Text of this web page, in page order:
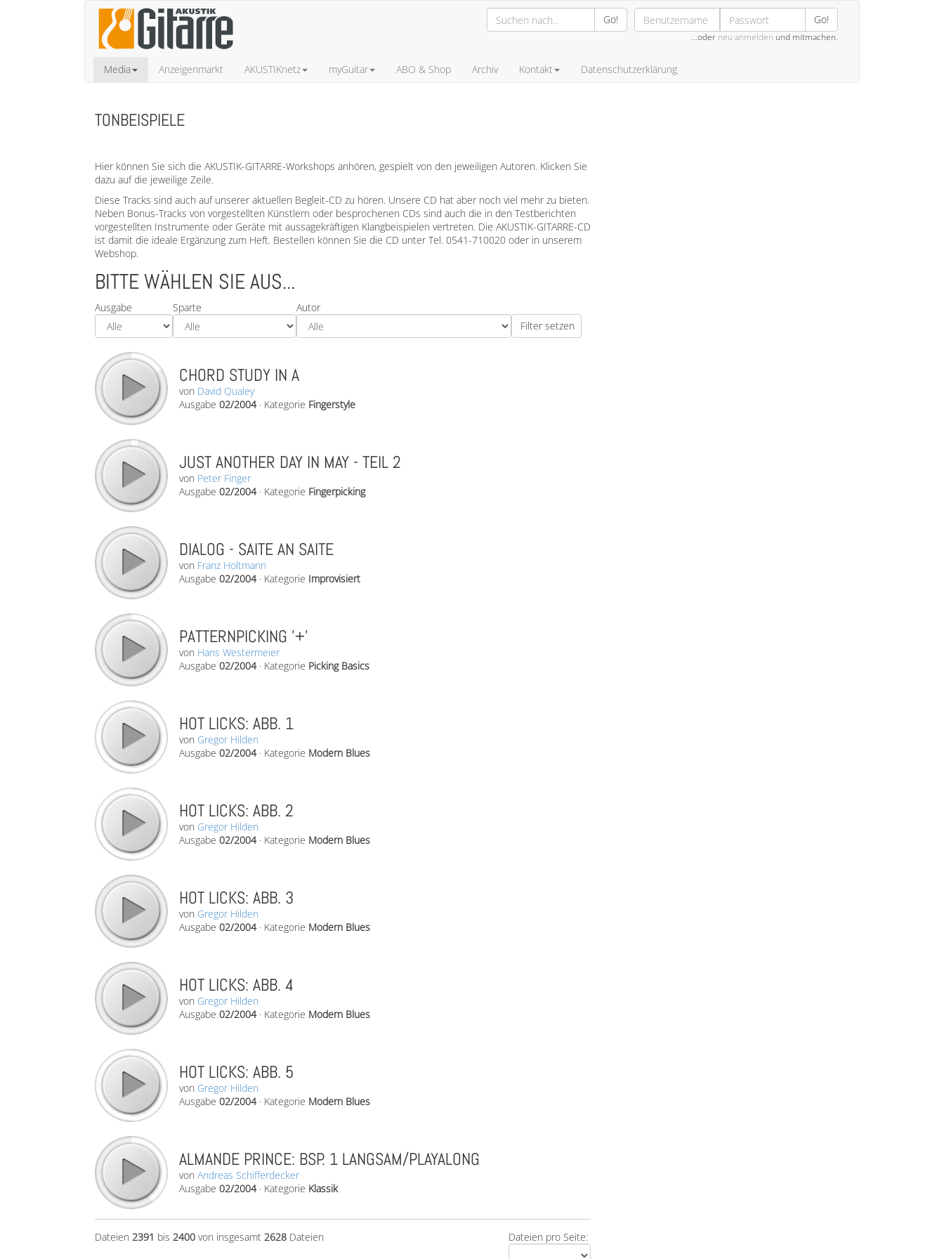
Go! Go!
…oder neu anmelden und mitmachen.
Media Anzeigenmarkt AKUSTIKnetz myGuitar ABO & Shop Archiv Kontakt Datenschutzerklärung
TONBEISPIELE
Hier können Sie sich die AKUSTIK-GITARRE-Workshops anhören, gespielt von den jeweiligen Autoren. Klicken Sie
dazu auf die jeweilige Zeile.
Diese Tracks sind auch auf unserer aktuellen Begleit-CD zu hören. Unsere CD hat aber noch viel mehr zu bieten.
Neben Bonus-Tracks von vorgestellten Künstlern oder besprochenen CDs sind auch die in den Testberichten
vorgestellten Instrumente oder Geräte mit aussagekräftigen Klangbeispielen vertreten. Die AKUSTIK-GITARRE-CD
ist damit die ideale Ergänzung zum Heft. Bestellen können Sie die CD unter Tel. 0541-710020 oder in unserem
Webshop.
BITTE WÄHLEN SIE AUS...
Ausgabe Sparte Autor
CHORD STUDY IN A
von David Qualey
Ausgabe 02/2004· Kategorie Fingerstyle
JUST ANOTHER DAY IN MAY - TEIL 2
von Peter Finger
Ausgabe 02/2004· Kategorie Fingerpicking
DIALOG - SAITE AN SAITE
von Franz Holtmann
Ausgabe 02/2004· Kategorie Improvisiert
PATTERNPICKING '+'
von Hans Westermeier
Ausgabe 02/2004· Kategorie Picking Basics
HOT LICKS: ABB. 1
von Gregor Hilden
Ausgabe 02/2004· Kategorie Modern Blues
HOT LICKS: ABB. 2
von Gregor Hilden
Ausgabe 02/2004· Kategorie Modern Blues
HOT LICKS: ABB. 3
von Gregor Hilden
Ausgabe 02/2004· Kategorie Modern Blues
HOT LICKS: ABB. 4
von Gregor Hilden
Ausgabe 02/2004· Kategorie Modern Blues
HOT LICKS: ABB. 5
von Gregor Hilden
Ausgabe 02/2004· Kategorie Modern Blues
ALMANDE PRINCE: BSP. 1 LANGSAM/PLAYALONG
von Andreas Schifferdecker
Ausgabe 02/2004· Kategorie Klassik
Dateien pro Seite:
Dateien 2391 bis 2400 von insgesamt 2628 Dateien